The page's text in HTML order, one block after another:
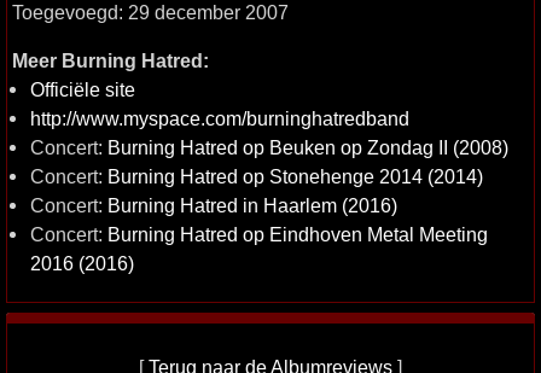
Toegevoegd: 29 december 2007
Meer Burning Hatred:
Officiële site
http://www.myspace.com/burninghatredband
Concert: Burning Hatred op Beuken op Zondag II (2008)
Concert: Burning Hatred op Stonehenge 2014 (2014)
Concert: Burning Hatred in Haarlem (2016)
Concert: Burning Hatred op Eindhoven Metal Meeting
2016 (2016)
[Terug naar de Albumreviews ]